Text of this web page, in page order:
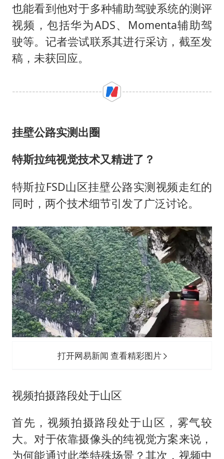
也能看到他对于多种辅助驾驶系统的测评
视频，包括华为ADS、Momenta辅助驾
驶等。记者尝试联系其进行采访，截至发
稿，未获回应。
挂壁公路实测出圈
特斯拉纯视觉技术又精进了？
特斯拉FSD山区挂壁公路实测视频走红的
同时，两个技术细节引发了广泛讨论。
打开网易新闻 查看精彩图片
视频拍摄路段处于山区
首先，视频拍摄路段处于山区，雾气较
大。对于依靠摄像头的纯视觉方案来说，
为何能通过此类特殊场景？其次，视频中